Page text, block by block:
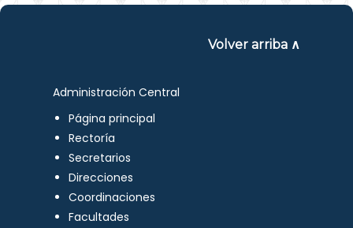
Volver arriba ∧
Administración Central
Página principal
Rectoría
Secretarios
Direcciones
Coordinaciones
Facultades